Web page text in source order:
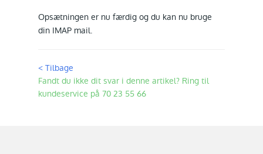
Opsætningen er nu færdig og du kan nu bruge
din IMAP mail.
< Tilbage
Fandt du ikke dit svar i denne artikel? Ring til
kundeservice på 70 23 55 66